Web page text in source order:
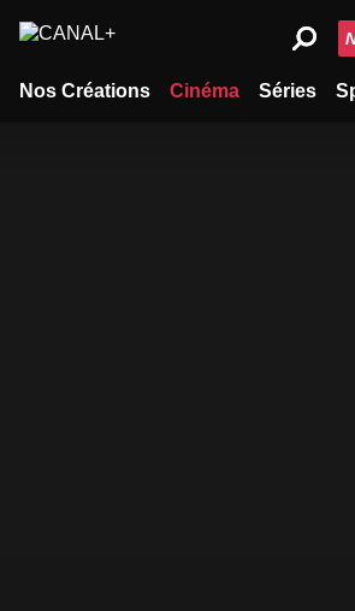
Nos Créations Cinéma Séries